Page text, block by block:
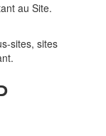
au Site.
sites, sites